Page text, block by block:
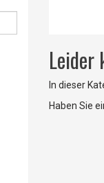
Leider
In dieser
Haben Sie